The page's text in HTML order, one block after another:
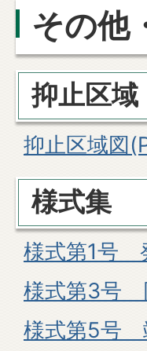
その他
抑止区域
抑止区域図
様式集
様式第1号
様式第3号
様式第5号